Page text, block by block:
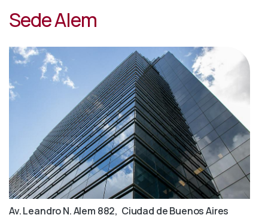
Sede Alem
Av. Leandro N. Alem 882, Ciudad de Buenos Aires